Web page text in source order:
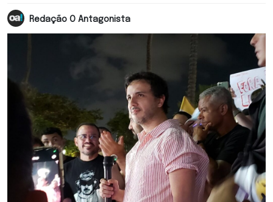
Redação O Antagonista